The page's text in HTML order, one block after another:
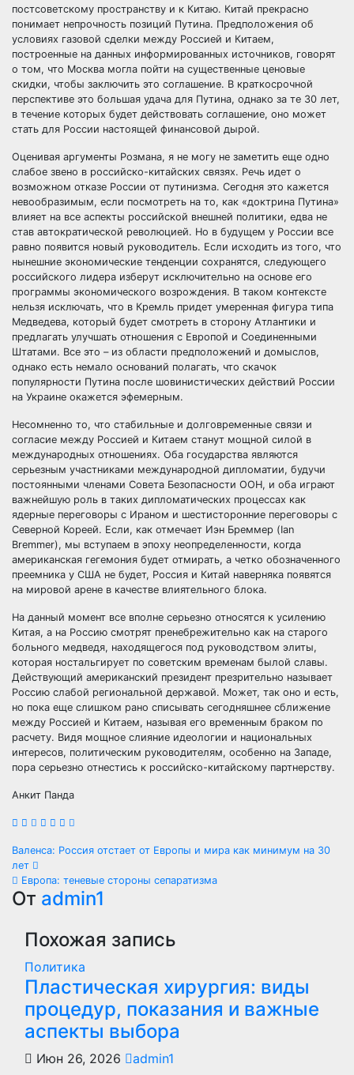
постсоветскому пространству и к Китаю. Китай прекрасно
понимает непрочность позиций Путина. Предположения об
условиях газовой сделки между Россией и Китаем,
построенные на данных информированных источников, говорят
о том, что Москва могла пойти на существенные ценовые
скидки, чтобы заключить это соглашение. В краткосрочной
перспективе это большая удача для Путина, однако за те 30 лет,
в течение которых будет действовать соглашение, оно может
стать для России настоящей финансовой дырой.
Оценивая аргументы Розмана, я не могу не заметить еще одно
слабое звено в российско-китайских связях. Речь идет о
возможном отказе России от путинизма. Сегодня это кажется
невообразимым, если посмотреть на то, как «доктрина Путина»
влияет на все аспекты российской внешней политики, едва не
став автократической революцией. Но в будущем у России все
равно появится новый руководитель. Если исходить из того, что
нынешние экономические тенденции сохранятся, следующего
российского лидера изберут исключительно на основе его
программы экономического возрождения. В таком контексте
нельзя исключать, что в Кремль придет умеренная фигура типа
Медведева, который будет смотреть в сторону Атлантики и
предлагать улучшать отношения с Европой и Соединенными
Штатами. Все это – из области предположений и домыслов,
однако есть немало оснований полагать, что скачок
популярности Путина после шовинистических действий России
на Украине окажется эфемерным.
Несомненно то, что стабильные и долговременные связи и
согласие между Россией и Китаем станут мощной силой в
международных отношениях. Оба государства являются
серьезным участниками международной дипломатии, будучи
постоянными членами Совета Безопасности ООН, и оба играют
важнейшую роль в таких дипломатических процессах как
ядерные переговоры с Ираном и шестисторонние переговоры с
Северной Кореей. Если, как отмечает Иэн Бреммер (Ian
Bremmer), мы вступаем в эпоху неопределенности, когда
американская гегемония будет отмирать, а четко обозначенного
преемника у США не будет, Россия и Китай наверняка появятся
на мировой арене в качестве влиятельного блока.
На данный момент все вполне серьезно относятся к усилению
Китая, а на Россию смотрят пренебрежительно как на старого
больного медведя, находящегося под руководством элиты,
которая ностальгирует по советским временам былой славы.
Действующий американский президент презрительно называет
Россию слабой региональной державой. Может, так оно и есть,
но пока еще слишком рано списывать сегодняшнее сближение
между Россией и Китаем, называя его временным браком по
расчету. Видя мощное слияние идеологии и национальных
интересов, политическим руководителям, особенно на Западе,
пора серьезно отнестись к российско-китайскому партнерству.
Анкит Панда
Навигация
по
записям
Валенса: Россия отстает от Европы и мира как минимум на 30
лет
Европа: теневые стороны сепаратизма
От admin1
Похожая запись
Политика
Пластическая хирургия: виды
процедур, показания и важные
аспекты выбора
Июн 26, 2026
admin1